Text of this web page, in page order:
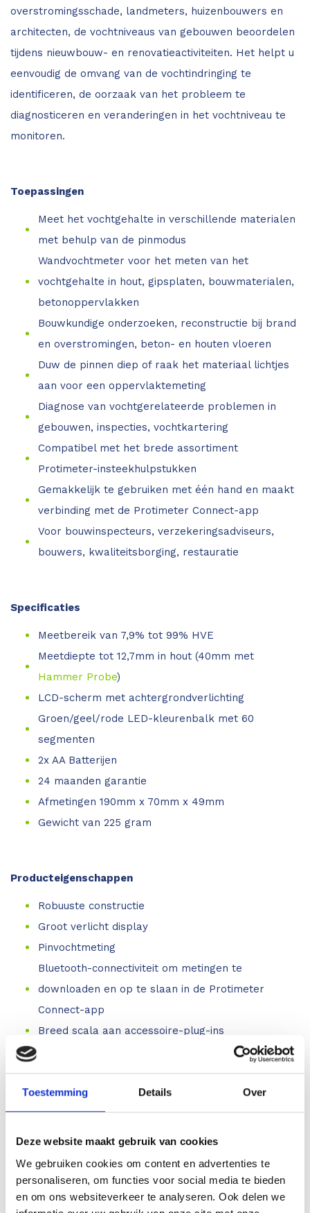
Toestemming Details Over
Deze website maakt gebruik van cookies
We gebruiken cookies om content en advertenties te
personaliseren, om functies voor social media te bieden
en om ons websiteverkeer te analyseren. Ook delen we
overstromingsschade, landmeters, huizenbouwers en
architecten, de vochtniveaus van gebouwen beoordelen
tijdens nieuwbouw- en renovatieactiviteiten. Het helpt u
eenvoudig de omvang van de vochtindringing te
identificeren, de oorzaak van het probleem te
diagnosticeren en veranderingen in het vochtniveau te
monitoren.
Toepassingen
Meet het vochtgehalte in verschillende materialen
met behulp van de pinmodus
Wandvochtmeter voor het meten van het
vochtgehalte in hout, gipsplaten, bouwmaterialen,
betonoppervlakken
Bouwkundige onderzoeken, reconstructie bij brand
en overstromingen, beton- en houten vloeren
Duw de pinnen diep of raak het materiaal lichtjes
aan voor een oppervlaktemeting
Diagnose van vochtgerelateerde problemen in
gebouwen, inspecties, vochtkartering
Compatibel met het brede assortiment
Protimeter-insteekhulpstukken
Gemakkelijk te gebruiken met één hand en maakt
verbinding met de Protimeter Connect-app
Voor bouwinspecteurs, verzekeringsadviseurs,
bouwers, kwaliteitsborging, restauratie
Specificaties
Meetbereik van 7,9% tot 99% HVE
Meetdiepte tot 12,7mm in hout (40mm met
Hammer Probe)
LCD-scherm met achtergrondverlichting
Groen/geel/rode LED-kleurenbalk met 60
segmenten
2x AA Batterijen
24 maanden garantie
Afmetingen 190mm x 70mm x 49mm
Gewicht van 225 gram
Producteigenschappen
Robuuste constructie
Groot verlicht display
Pinvochtmeting
Bluetooth-connectiviteit om metingen te
downloaden en op te slaan in de Protimeter
Connect-app
Breed scala aan accessoire-plug-ins
Protimeter Connect-app
Deze app is gratis verkrijgbaar in zowel de Apple
App Store als de Google Play Store. Zodra de app
instrument en gegevens samen met foto's
opslaan.